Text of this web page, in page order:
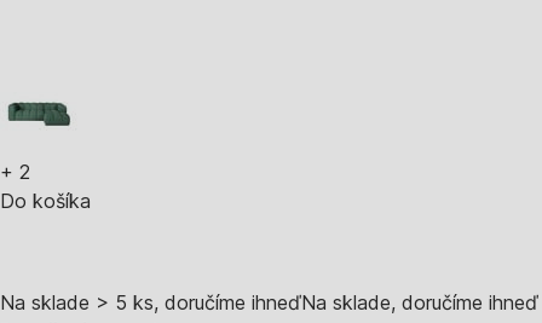
+ 2
Do košíka
Na sklade > 5 ks, doručíme ihneďNa sklade, doručíme ihneď